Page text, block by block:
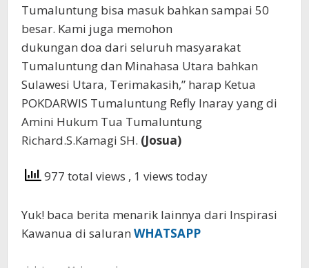
Tumaluntung bisa masuk bahkan sampai 50
besar. Kami juga memohon
dukungan doa dari seluruh masyarakat
Tumaluntung dan Minahasa Utara bahkan
Sulawesi Utara, Terimakasih,” harap Ketua
POKDARWIS Tumaluntung Refly Inaray yang di
Amini Hukum Tua Tumaluntung
Richard.S.Kamagi SH. (Josua)
977 total views , 1 views today
Yuk! baca berita menarik lainnya dari Inspirasi
Kawanua di saluran WHATSAPP